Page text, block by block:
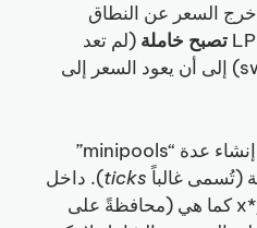
خرج السعر عن النطاق
تصبح خاملة (لم تعد
تشارك في عمليات الـ swap) إلى أن يعود السعر إلى
تقنياً، يعمل الـ CLMM عبر إنشاء عدة “minipools”
(تُسمى غالباً ticks). داخل
كل tick، تبقى الصيغة x*y=k كما هي (محافظةً على